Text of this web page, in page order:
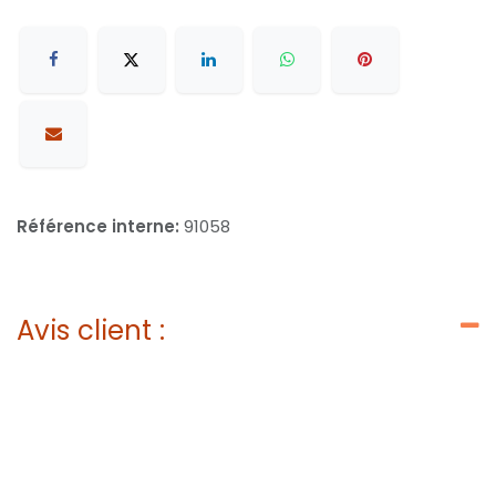
Référence interne: 91058
Avis client :